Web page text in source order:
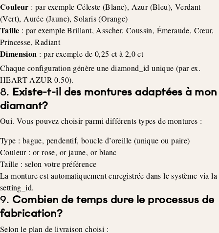
Couleur : par exemple Céleste (Blanc), Azur (Bleu), Verdant
(Vert), Aurée (Jaune), Solaris (Orange)
Taille : par exemple Brillant, Asscher, Coussin, Émeraude, Cœur,
Princesse, Radiant
Dimension : par exemple de 0,25 ct à 2,0 ct
Chaque configuration génère une diamond_id unique (par ex.
HEART-AZUR-0.50).
8. Existe-t-il des montures adaptées à mon
diamant?
Oui. Vous pouvez choisir parmi différents types de montures :
Type : bague, pendentif, boucle d’oreille (unique ou paire)
Couleur : or rose, or jaune, or blanc
Taille : selon votre préférence
La monture est automatiquement enregistrée dans le système via la
setting_id.
9. Combien de temps dure le processus de
fabrication?
Selon le plan de livraison choisi :